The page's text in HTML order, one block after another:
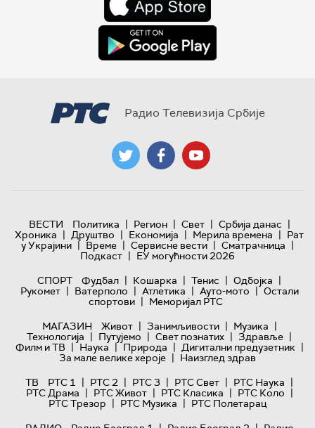
Радио Телевизија Србије
ВЕСТИ Политика | Регион | Свет | Србија данас |
Хроника | Друштво | Економија | Мерила времена | Рат
у Украјини | Време | Сервисне вести | Сматрачница |
Подкаст | ЕУ могућности 2026
СПОРТ
Фудбал | Кошарка | Тенис | Одбојка |
Рукомет | Ватерполо | Атлетика | Ауто-мото | Остали
спортови | Меморијал РТС
МАГАЗИН
Живот | Занимљивости | Музика |
Технологијa | Путујемо | Свет познатих | Здравље |
Филм и ТВ | Наука | Природа | Дигитални предузетник |
За мале велике хероје | Наизглед здрав
ТВ
РТС 1 | РТС 2 | РТС 3 | РТС Свет | РТС Наука |
РТС Драма | РТС Живот | РТС Класика | РТС Коло |
РТС Трезор | РТС Музика | РТС Полетарац